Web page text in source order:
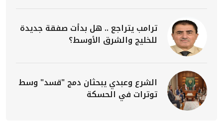
ترامب يتراجع .. هل بدأت صفقة جديدة
للخليج والشرق الأوسط؟
الشرع وعبدي يبحثان دمج "قسد" وسط
توترات في الحسكة